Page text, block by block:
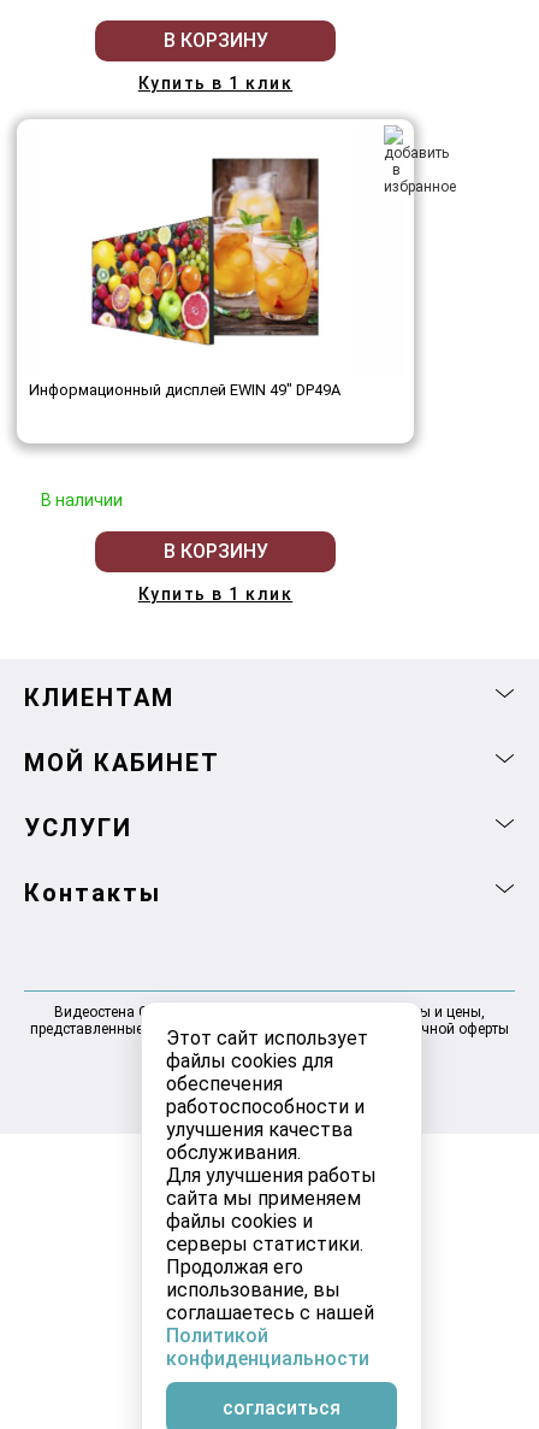
Этот сайт использует
файлы cookies для
обеспечения
работоспособности и
улучшения качества
обслуживания.
Для улучшения работы
сайта мы применяем
файлы cookies и
серверы статистики.
Продолжая его
использование, вы
соглашаетесь с нашей
Политикой
конфиденциальности
согласиться
В КОРЗИНУ
Купить в 1 клик
Информационный дисплей EWIN 49" DP49A
В наличии
В КОРЗИНУ
Купить в 1 клик
КЛИЕНТАМ
МОЙ КАБИНЕТ
УСЛУГИ
Контакты
Видеостена Самара 2025-2026 © Информация, товары и цены,
представленные на сайте, не являются договором публичной оферты